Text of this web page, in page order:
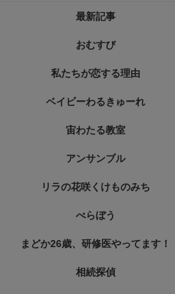
最新記事
おむすび
私たちが恋する理由
ベイビーわるきゅーれ
宙わたる教室
アンサンブル
リラの花咲くけものみち
べらぼう
まどか26歳、研修医やってます！
相続探偵